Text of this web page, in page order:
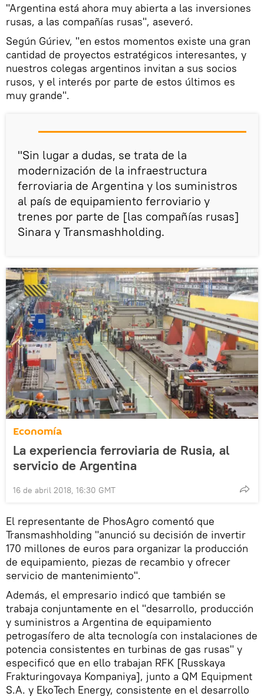
"Argentina está ahora muy abierta a las inversiones
rusas, a las compañías rusas", aseveró.
Según Gúriev, "en estos momentos existe una gran
cantidad de proyectos estratégicos interesantes, y
nuestros colegas argentinos invitan a sus socios
rusos, y el interés por parte de estos últimos es
muy grande".
"Sin lugar a dudas, se trata de la
modernización de la infraestructura
ferroviaria de Argentina y los suministros
al país de equipamiento ferroviario y
trenes por parte de [las compañías rusas]
Sinara y Transmashholding.
Economía
La experiencia ferroviaria de Rusia, al
servicio de Argentina
16 de abril 2018, 16:30 GMT
El representante de PhosAgro comentó que
Transmashholding "anunció su decisión de invertir
170 millones de euros para organizar la producción
de equipamiento, piezas de recambio y ofrecer
servicio de mantenimiento".
Además, el empresario indicó que también se
trabaja conjuntamente en el "desarrollo, producción
y suministros a Argentina de equipamiento
petrogasífero de alta tecnología con instalaciones de
potencia consistentes en turbinas de gas rusas" y
especificó que en ello trabajan RFK [Russkaya
Frakturingovaya Kompaniya], junto a QM Equipment
S.A. y EkoTech Energy, consistente en el desarrollo